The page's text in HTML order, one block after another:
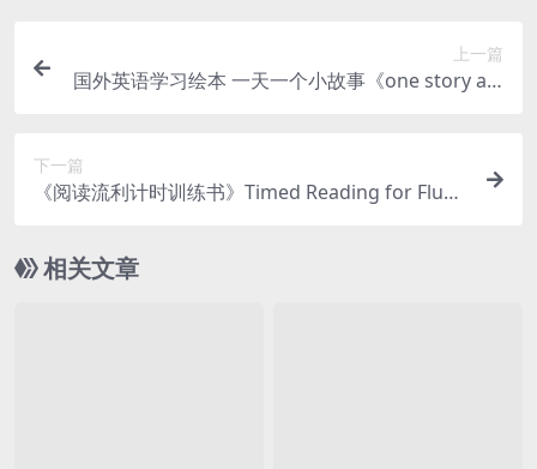
上一篇
国外英语学习绘本 一天一个小故事《one story a d
下一篇
《阅读流利计时训练书》Timed Reading for Fluen
相关文章